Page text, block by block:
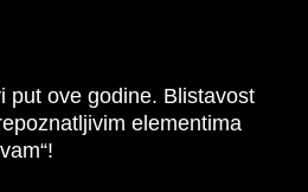
put ove godine. Blistavost
elementima